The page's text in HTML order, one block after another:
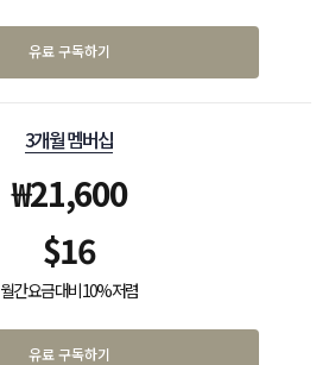
유료 구독하기
3개월 멤버십
₩21,600
$16
월간 요금 대비 10% 저렴
유료 구독하기